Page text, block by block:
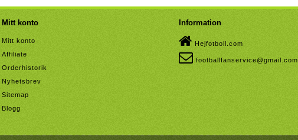
Mitt konto
Mitt konto
Affiliate
Orderhistorik
Nyhetsbrev
Sitemap
Blogg
Information
Hejfotboll.com
footballfanservice@gmail.com